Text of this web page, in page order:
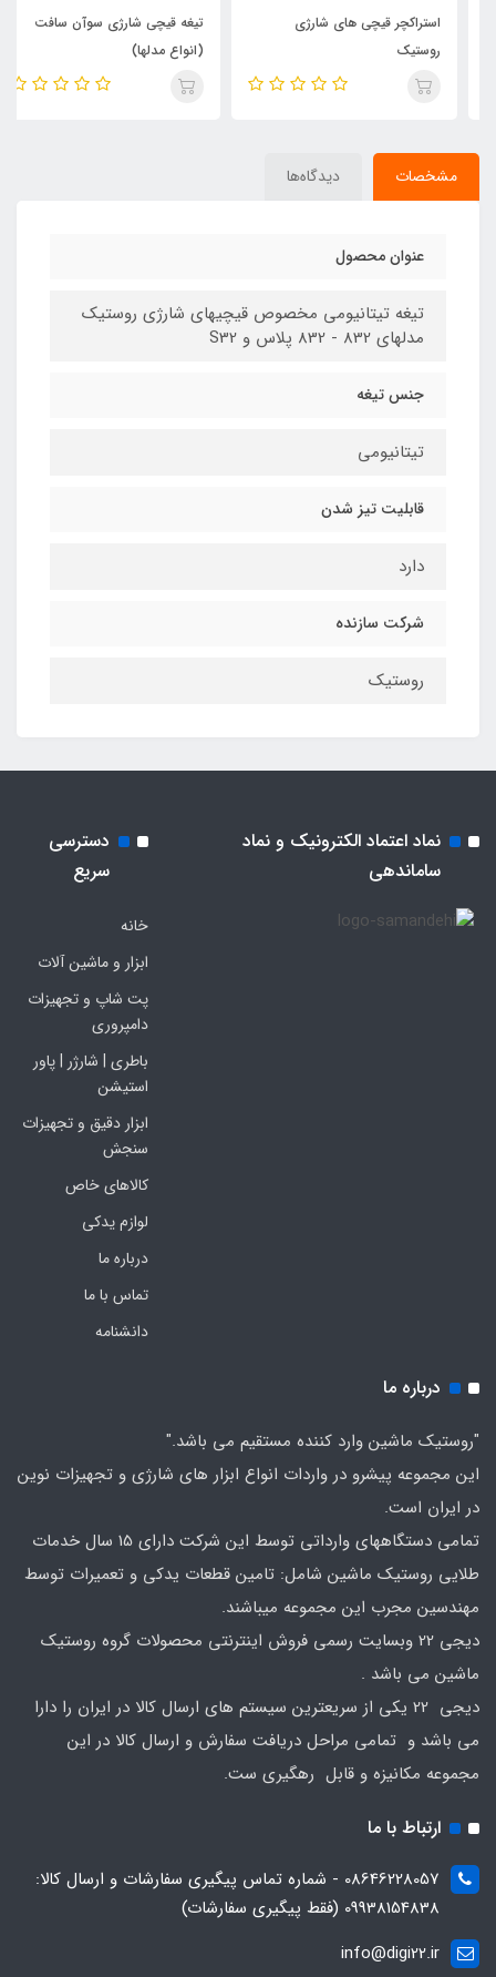
استراکچر قیچی های شارژی
روستیک
تیغه قیچی شارژی سوآن سافت
(انواع مدلها)
مشخصات دیدگاه‌ها
عنوان محصول
تیغه تیتانیومی مخصوص قیچیهای شارژی روستیک
مدلهای 832 - 832 پلاس و S32
جنس تیغه
تیتانیومی
قابلیت تیز شدن
دارد
شرکت سازنده
روستیک
نماد اعتماد الکترونیک و نماد
ساماندهی
دسترسی
سریع
خانه
ابزار و ماشین آلات
پت شاپ و تجهیزات
دامپروری
باطری | شارژر | پاور
استیشن
ابزار دقیق و تجهیزات
سنجش
کالاهای خاص
لوازم یدکی
درباره ما
تماس با ما
دانشنامه
درباره ما
"روستیک ماشین وارد کننده مستقیم می باشد."
این مجموعه پیشرو در واردات انواع ابزار های شارژی و تجهیزات نوین
در ایران است.
تمامی دستگاههای وارداتی توسط این شرکت دارای 15 سال خدمات
طلایی روستیک ماشین شامل: تامین قطعات یدکی و تعمیرات توسط
مهندسین مجرب این مجموعه میباشند.
دیجی 22 وبسایت رسمی فروش اینترنتی محصولات گروه روستیک
ماشین می باشد .
دیجی 22 یکی از سریعترین سیستم های ارسال کالا در ایران را دارا
می باشد و تمامی مراحل دریافت سفارش و ارسال کالا در این
مجموعه مکانیزه و قابل رهگیری ست.
ارتباط با ما
08646228057 - شماره تماس پیگیری سفارشات و ارسال کالا:
09938154838 (فقط پیگیری سفارشات)
info@digi22.ir